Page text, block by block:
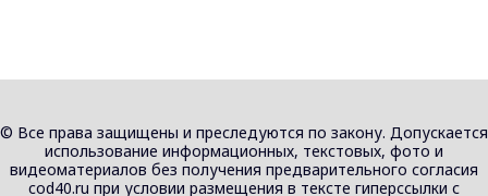
© Все права защищены и преследуются по закону. Допускается
использование информационных, текстовых, фото и
видеоматериалов без получения предварительного согласия
cod40.ru при условии размещения в тексте гиперссылки с